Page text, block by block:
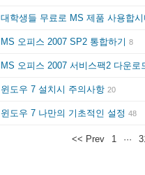
대학생들 무료로 MS 제품 사용합
MS 오피스 2007 SP2 통합하기 8
MS 오피스 2007 서비스팩2 다운로
윈도우 7 설치시 주의사항 20
윈도우 7 나만의 기초적인 설정 48
<< Prev 1 ···